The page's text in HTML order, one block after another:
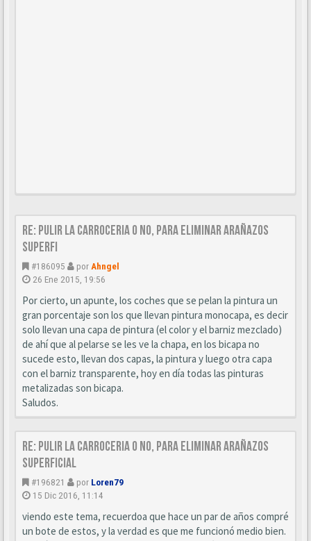
Re: Pulir la carroceria o no, para eliminar arañazos
superfi
#186095 por Ahngel
26 Ene 2015, 19:56
Por cierto, un apunte, los coches que se pelan la pintura un
gran porcentaje son los que llevan pintura monocapa, es decir
solo llevan una capa de pintura (el color y el barniz mezclado)
de ahí que al pelarse se les ve la chapa, en los bicapa no
sucede esto, llevan dos capas, la pintura y luego otra capa
con el barniz transparente, hoy en día todas las pinturas
metalizadas son bicapa.
Saludos.
Re: Pulir la carroceria o no, para eliminar arañazos
superficial
#196821 por Loren79
15 Dic 2016, 11:14
viendo este tema, recuerdoa que hace un par de años compré
un bote de estos, y la verdad es que me funcionó medio bien.